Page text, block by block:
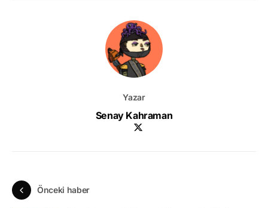
Yazar
Senay Kahraman
Önceki haber